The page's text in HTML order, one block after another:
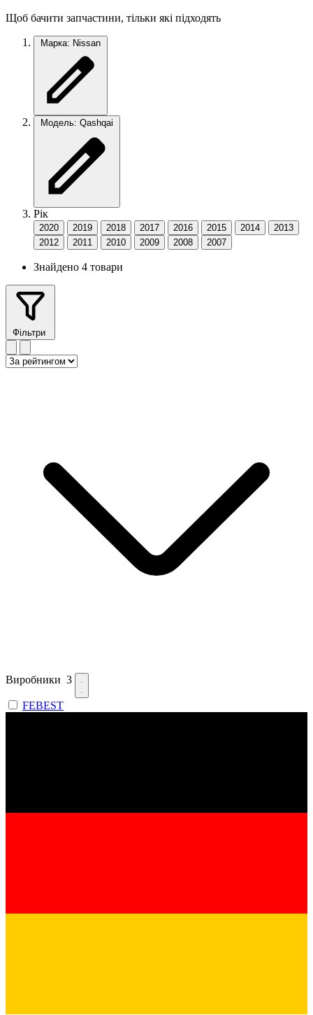
Щоб бачити запчастини, тільки які підходять
Марка: Nissan
Модель: Qashqai
Рік
2020 2019 2018 2017 2016 2015 2014
2013
2012
2011 2010 2009 2008 2007
Знайдено 4 товари
Фільтри
Виробники 3
FEBEST